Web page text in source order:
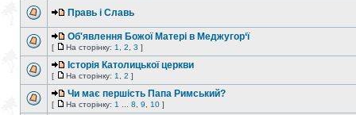
Правь і Славь
Об'явлення Божої Матері в Меджугор‘ї
[ На сторінку: 1 2 3 ]
Історія Католицької церкви
[ На сторінку: 1 2 ]
Чи має першість Папа Римський?
[ На сторінку: 1 8 9 10 ]